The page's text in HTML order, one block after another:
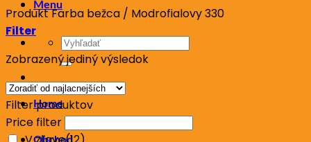
Menu
Hľadať:
Home
Produkt Farba bežca / Modrofialovy 330
Filter
Zobrazený jediný výsledok
Filter produktov
Price filter